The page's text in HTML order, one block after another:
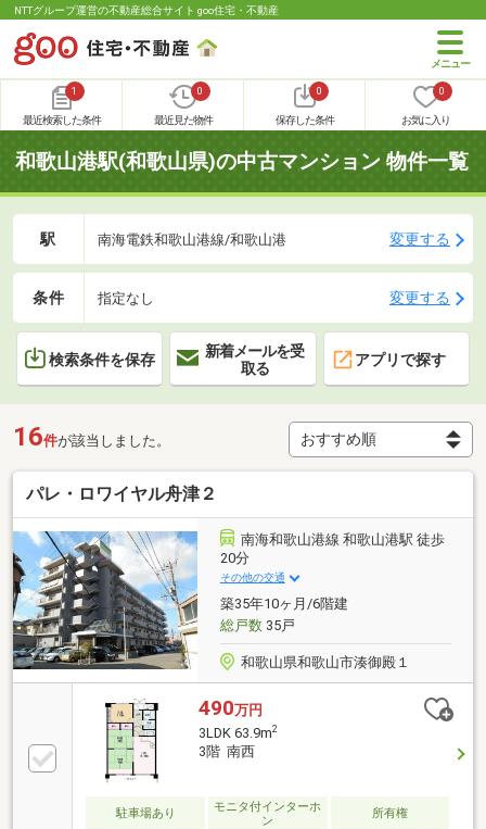
NTTグループ運営の不動産総合サイト goo住宅・不動産
1
最近検索した条件
0
最近見た物件
0
保存した条件
0
お気に入り
和歌山港駅(和歌山県)の中古マンション 物件一覧
駅 南海電鉄和歌山港線/和歌山港 変更する
条件 指定なし 変更する
検索条件を保存
新着メールを受
取る
アプリで探す
16件が該当しました。
パレ・ロワイヤル舟津２
南海和歌山港線 和歌山港駅 徒歩
20分
その他の交通
築35年10ヶ月/6階建
総戸数35戸
和歌山県和歌山市湊御殿１
490万円
3LDK 63.9m2
3階 南西
駐車場あり
モニタ付インターホ
ン
所有権